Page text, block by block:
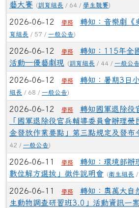
藝大賽
(訓育組長 / 64 / 學生競賽)
2026-06-12 學務 轉知：音樂劇《
育組長 / 57 / 一般公告)
2026-06-12 學務
轉知：115年全
活動—優藝劇現
(訓育組長 / 44 / 一般公告
2026-06-12 學務 轉知：暑期3日
組長 / 68 / 一般公告)
2026-06-12 學務
轉知國軍退除役
「國軍退除役官兵輔導委員會辦理榮
金發放作業要點」第三點規定及發布
42 / 一般公告)
2026-06-11 學務
轉知：環境部辦
數位解方選拔」徵件說明會 (衛生組長
2026-06-11 學務
轉知：奧萬大自
生動物調查研習班3.0」活動資訊一案